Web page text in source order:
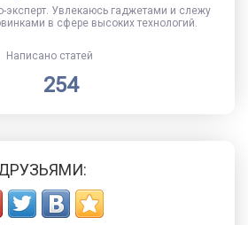
эксперт. Увлекаюсь гаджетами и слежу
в сфере высоких технологий.
Написано статей
254